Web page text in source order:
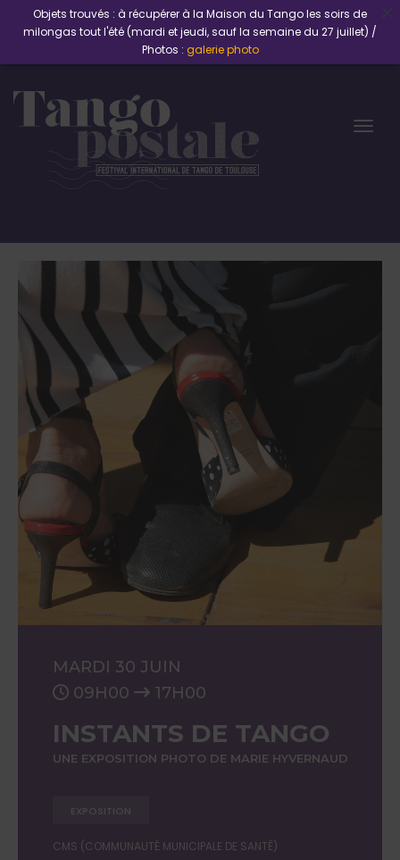
MARDI 30 JUIN
09H00
17H00
INSTANTS DE TANGO
UNE EXPOSITION PHOTO DE MARIE HYVERNAUD
EXPOSITION
CMS (COMMUNAUTÉ MUNICIPALE DE SANTÉ)
Objets trouvés : à récupérer à la Maison du Tango les soirs de
milongas tout l'été (mardi et jeudi, sauf la semaine du 27 juillet) /
Photos : galerie photo